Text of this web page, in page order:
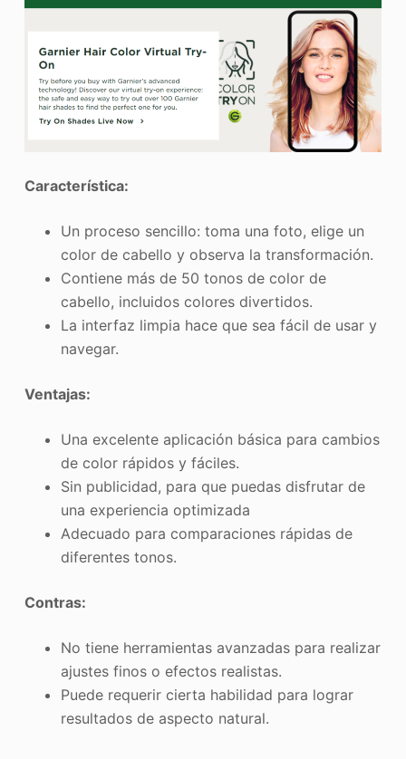
Característica:
Un proceso sencillo: toma una foto, elige un
color de cabello y observa la transformación.
Contiene más de 50 tonos de color de
cabello, incluidos colores divertidos.
La interfaz limpia hace que sea fácil de usar y
navegar.
Ventajas:
Una excelente aplicación básica para cambios
de color rápidos y fáciles.
Sin publicidad, para que puedas disfrutar de
una experiencia optimizada
Adecuado para comparaciones rápidas de
diferentes tonos.
Contras:
No tiene herramientas avanzadas para realizar
ajustes finos o efectos realistas.
Puede requerir cierta habilidad para lograr
resultados de aspecto natural.